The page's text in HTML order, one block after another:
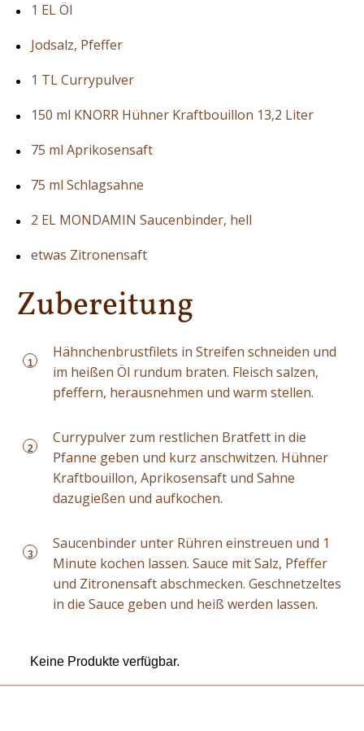
1 EL Öl
Jodsalz, Pfeffer
1 TL Currypulver
150 ml KNORR Hühner Kraftbouillon 13,2 Liter
75 ml Aprikosensaft
75 ml Schlagsahne
2 EL MONDAMIN Saucenbinder, hell
etwas Zitronensaft
Zubereitung
1
Hähnchenbrustfilets in Streifen schneiden und
im heißen Öl rundum braten. Fleisch salzen,
pfeffern, herausnehmen und warm stellen.
2
Currypulver zum restlichen Bratfett in die
Pfanne geben und kurz anschwitzen. Hühner
Kraftbouillon, Aprikosensaft und Sahne
dazugießen und aufkochen.
3
Saucenbinder unter Rühren einstreuen und 1
Minute kochen lassen. Sauce mit Salz, Pfeffer
und Zitronensaft abschmecken. Geschnetzeltes
in die Sauce geben und heiß werden lassen.
Keine Produkte verfügbar.